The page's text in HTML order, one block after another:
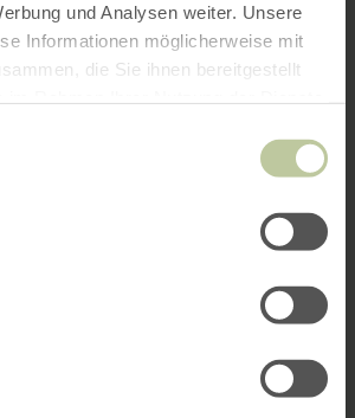
und Analysen weiter. Unsere
Informationen möglicherweise mit
die Sie ihnen bereitgestellt